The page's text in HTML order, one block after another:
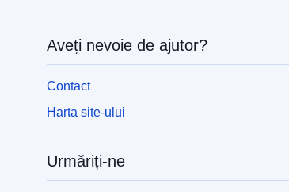
Aveți nevoie de ajutor?
Contact
Harta site-ului
Urmăriți-ne